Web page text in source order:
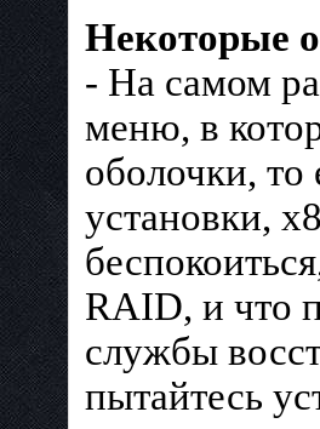
Некоторые
- На самом
меню, в
оболочки, то
установки,
RAID, и что
службы
пытайтесь